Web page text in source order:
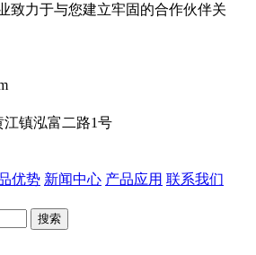
致力于与您建立牢固的合作伙伴关
镇泓富二路1号
优势 新闻中心 产品应用 联系我们